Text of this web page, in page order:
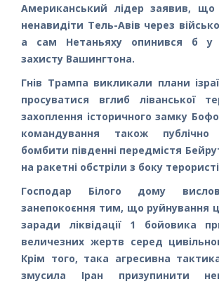
Американський лідер заявив, що
ненавидіти Тель-Авів через
а сам Нетаньяху опинився б у
захисту Вашингтона.
Гнів Трампа викликали плани
просуватися вглиб ліванської
захоплення історичного замку
командування також публічно
бомбити південні передмістя
на ракетні обстріли з боку
Господар Білого дому
занепокоєння тим, що руйнування
заради ліквідації 1 бойовика
величезних жертв серед
Крім того, така агресивна
змусила Іран призупинити